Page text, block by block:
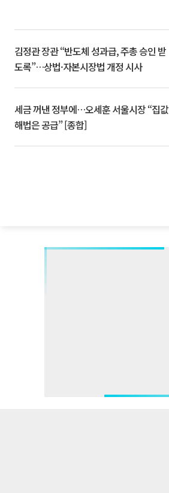
김정관 장관 “반도체 성과급, 주총 승인 받
도록”…상법·자본시장법 개정 시사
세금 꺼낸 정부에…오세훈 서울시장 “집값
해법은 공급” [종합]